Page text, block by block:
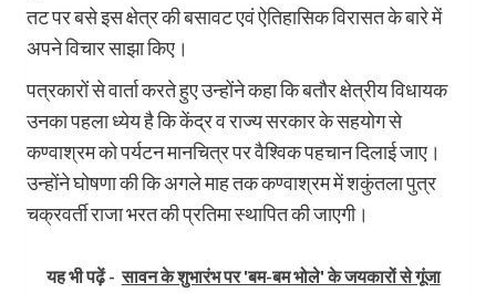
तट पर बसे इस क्षेत्र की बसावट एवं ऐतिहासिक विरासत के बारे में
अपने विचार साझा किए।
पत्रकारों से वार्ता करते हुए उन्होंने कहा कि बतौर क्षेत्रीय विधायक
उनका पहला ध्येय है कि केंद्र व राज्य सरकार के सहयोग से
कण्वाश्रम को पर्यटन मानचित्र पर वैश्विक पहचान दिलाई जाए।
उन्होंने घोषणा की कि अगले माह तक कण्वाश्रम में शकुंतला पुत्र
चक्रवर्ती राजा भरत की प्रतिमा स्थापित की जाएगी।
यह भी पढ़ें - सावन के शुभारंभ पर 'बम-बम भोले' के जयकारों से गूंजा